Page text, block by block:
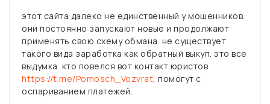
этот сайта далеко не единственный у мошенников.
они постоянно запускают новые и продолжают
применять свою схему обмана. не существует
такого вида заработка как обратный выкуп. это все
выдумка. кто повелся вот контакт юристов
https://t.me/Pomosch_Vozvrat , помогут с
оспариванием платежей.